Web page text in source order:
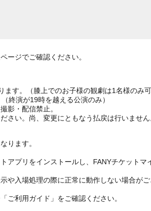
ージでご確認ください。
す。（膝上でのお子様の観劇は1名様のみ可
終演が19時を越える公演のみ）
影・配信禁止。
い。尚、変更にともなう払戻は行いません
ります。
アプリをインストールし、FANYチケット
や入場処理の際に正常に動作しない場合が
ご利用ガイド」をご確認ください。